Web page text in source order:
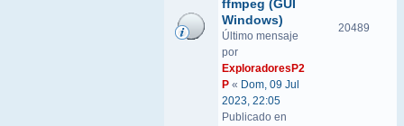
ffmpeg (GUI
Windows)
Último mensaje
por
ExploradoresP2
P « Dom, 09 Jul
2023, 22:05
Publicado en
20489